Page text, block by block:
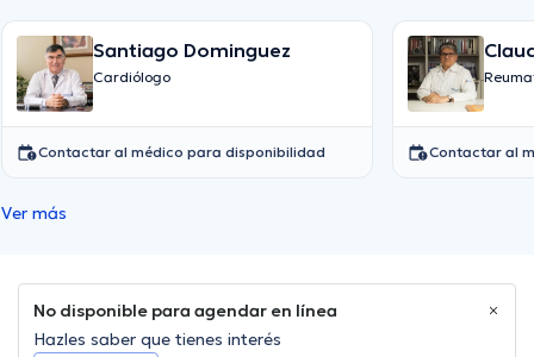
Santiago Dominguez
Cardiólogo
Contactar al médico para disponibilidad Contactar al
Ver más
No disponible para agendar en línea
Hazles saber que tienes interés